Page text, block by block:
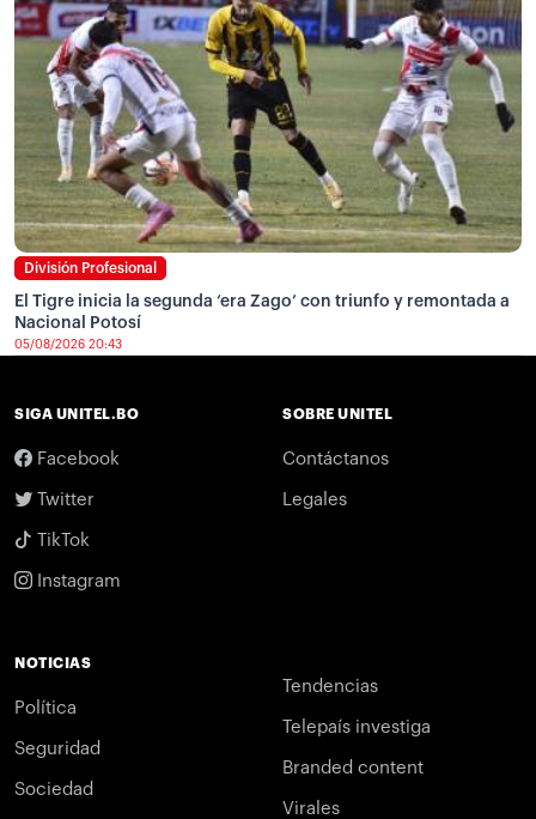
División Profesional
El Tigre inicia la segunda ‘era Zago’ con triunfo y remontada a
Nacional Potosí
05/08/2026 20:43
SIGA UNITEL.BO
Facebook
Twitter
TikTok
Instagram
SOBRE UNITEL
Contáctanos
Legales
NOTICIAS
Política
Seguridad
Sociedad
Tendencias
Telepaís investiga
Branded content
Virales